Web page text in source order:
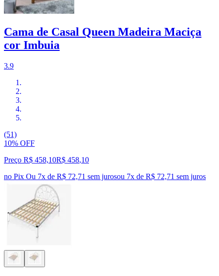
Cama de Casal Queen Madeira Maciça
cor Imbuia
3.9
(51)
10% OFF
Preço R$ 458,10R$ 458,10
no Pix Ou 7x de R$ 72,71 sem jurosou 7x de R$ 72,71 sem juros